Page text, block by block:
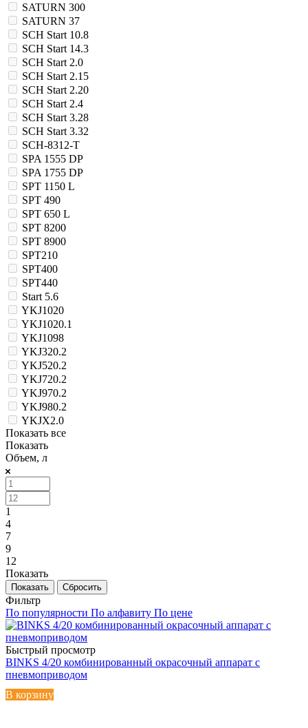
SATURN 300
SATURN 37
SCH Start 10.8
SCH Start 14.3
SCH Start 2.0
SCH Start 2.15
SCH Start 2.20
SCH Start 2.4
SCH Start 3.28
SCH Start 3.32
SCH-8312-T
SPA 1555 DP
SPA 1755 DP
SPT 1150 L
SPT 490
SPT 650 L
SPT 8200
SPT 8900
SPT210
SPT400
SPT440
Start 5.6
YKJ1020
YKJ1020.1
YKJ1098
YKJ320.2
YKJ520.2
YKJ720.2
YKJ970.2
YKJ980.2
YKJX2.0
Показать все
Показать
Объем, л
1
4
7
9
12
Показать
Сбросить
Фильтр
По популярности По алфавиту По цене
Быстрый просмотр
BINKS 4/20 комбинированный окрасочный аппарат с
пневмоприводом
В корзину